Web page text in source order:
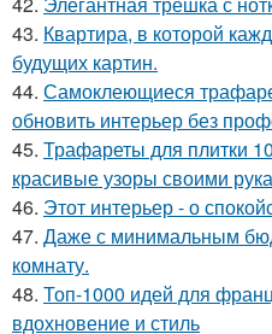
43. Квартира, в которой
будущих картин.
44. Самоклеющиеся
обновить интерьер без
45. Трафареты для плитки
красивые узоры своими
46. Этот интерьер - о
47. Даже с минимальным
комнату.
48. Топ-1000 идей для
вдохновение и стиль